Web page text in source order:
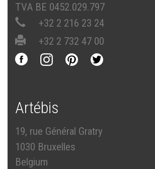
TVA BE 0452.029.797
+32 2 216 23 24
+32 2 732 47 00
Artébis
19, rue Général Gratry
1030 Bruxelles
Belgium